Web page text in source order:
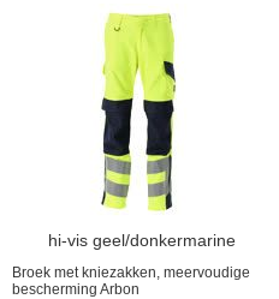
hi-vis geel/donkermarine
Broek met kniezakken, meervoudige
bescherming Arbon